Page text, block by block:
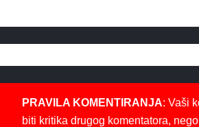
PRAVILA KOMENTIRANJA: Vaši
biti kritika drugog komentatora,